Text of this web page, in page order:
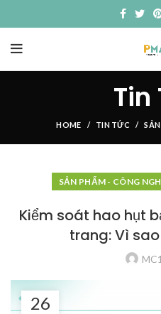
Tin
HOME TIN TỨC
SẢN PHẨM - CÔNG
Kiểm soát hao hụt
trang: Vì
26